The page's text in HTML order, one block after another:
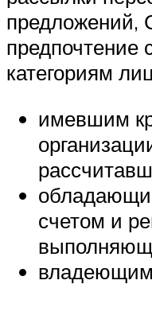
предложений,
категориям
имевшим
счетом и